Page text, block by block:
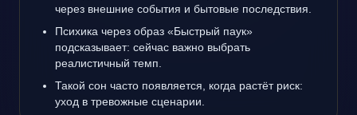
через внешние события и бытовые последствия.
Психика через образ «Быстрый паук»
подсказывает: сейчас важно выбрать
реалистичный темп.
Такой сон часто появляется, когда растёт риск:
уход в тревожные сценарии.